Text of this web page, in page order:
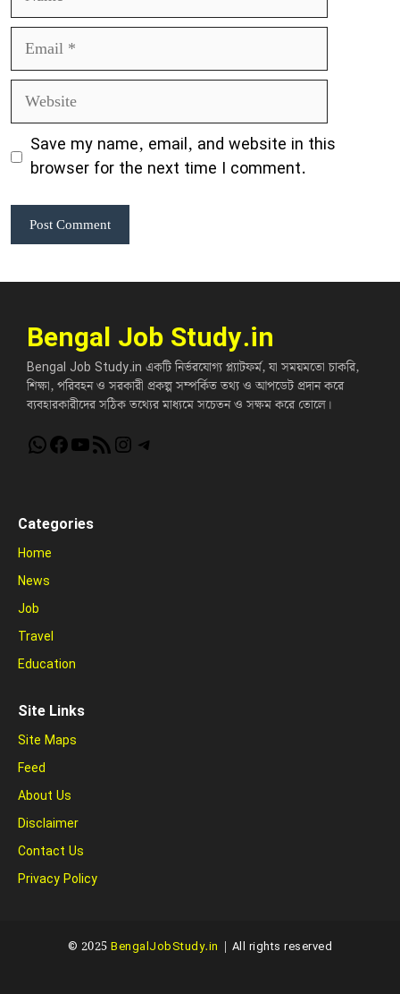
Email
Website
Save my name, email, and website in this
browser for the next time I comment.
Bengal Job Study.in
Bengal Job Study.in একটি নির্ভরযোগ্য প্ল্যাটফর্ম, যা সময়মতো চাকরি,
শিক্ষা, পরিবহন ও সরকারী প্রকল্প সম্পর্কিত তথ্য ও আপডেট প্রদান করে
ব্যবহারকারীদের সঠিক তথ্যের মাধ্যমে সচেতন ও সক্ষম করে তোলে।
WhatsApp
Facebook
YouTube
RSS FeedInstagram
Telegram
Categories
Home
News
Job
Travel
Education
Site Links
Site Maps
Feed
About Us
Disclaimer
Contact Us
Privacy Policy
© 2025BengalJobStudy.in | All rights reserved